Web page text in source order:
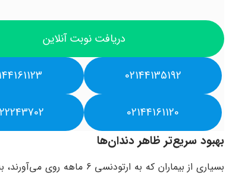
دریافت نوبت آنلاین
02144135192
02144161120
بهبود سریع‌تر ظاهر دندان‌ها
بسیاری از بیماران که به